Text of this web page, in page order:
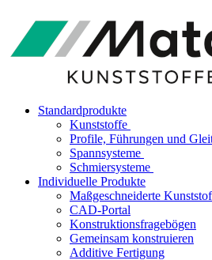
Standardprodukte
Kunststoffe
Profile, Führungen und
Spannsysteme
Schmiersysteme
Individuelle Produkte
Maßgeschneiderte
CAD-Portal
Konstruktionsfragebögen
Gemeinsam konstruieren
Additive Fertigung